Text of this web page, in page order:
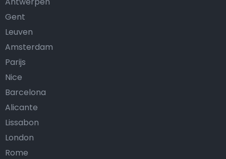
Gent
Leuven
Amsterdam
Parijs
Nice
Barcelona
Alicante
Lissabon
London
Rome